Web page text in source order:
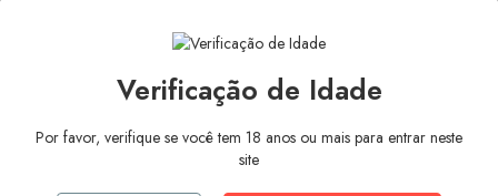
Verificação de Idade
Por favor, verifique se você tem 18 anos ou mais para entrar neste
site